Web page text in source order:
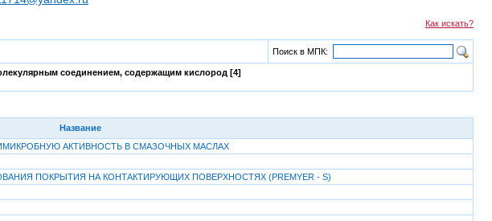
Как искать?
Поиск в МПК:
соединением, содержащим кислород [4]
Название
АКТИВНОСТЬ В СМАЗОЧНЫХ МАСЛАХ
ПОКРЫТИЯ НА КОНТАКТИРУЮЩИХ ПОВЕРХНОСТЯХ (PREMYER - S)